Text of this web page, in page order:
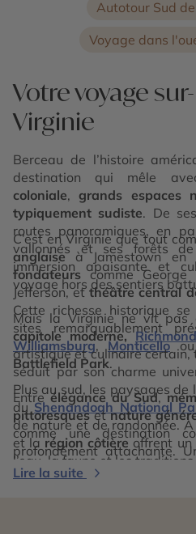
Autotour Sud
Voyage dans
Votre voyage
Virginie
Berceau de l’histoire
destination qui mêle
coloniale, grands espaces
typiquement sudiste. De
routes panoramiques, en
vallonnés et ses forêts
immersion apaisante et
voyage hors des sentiers
C’est en Virginie que tout
anglaiseà Jamestown
fondateurs comme George
Jefferson, etthéâtre central
Cette richesse historique
sites remarquablement
Williamsburg,Monticello
Battlefield Park.
Mais la Virginie ne vit pas
capitole moderne,Richmond
artistique et culinaire
séduit par son charme
Plus au sud, les paysages de
duShenandoah National
de nature et de randonnée. À
et larégion côtièreoffrent un
l’eau, la faune et les
Entreélégance du Sud,
pittoresquesetnature
comme une destination
profondément attachante.
culture, d’histoire et de
Lire la suite